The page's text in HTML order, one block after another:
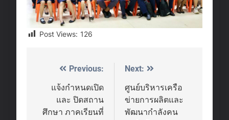
Post Views: 126
Post
navigation
Previous:
แจ้งกำหนดเปิด
และ ปิดสถาน
ศึกษา ภาคเรียนที่
Next:
ศูนย์บริหารเครือ
ข่ายการผลิตและ
พัฒนากำลังคน